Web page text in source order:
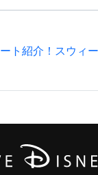
ト紹介！スウィ